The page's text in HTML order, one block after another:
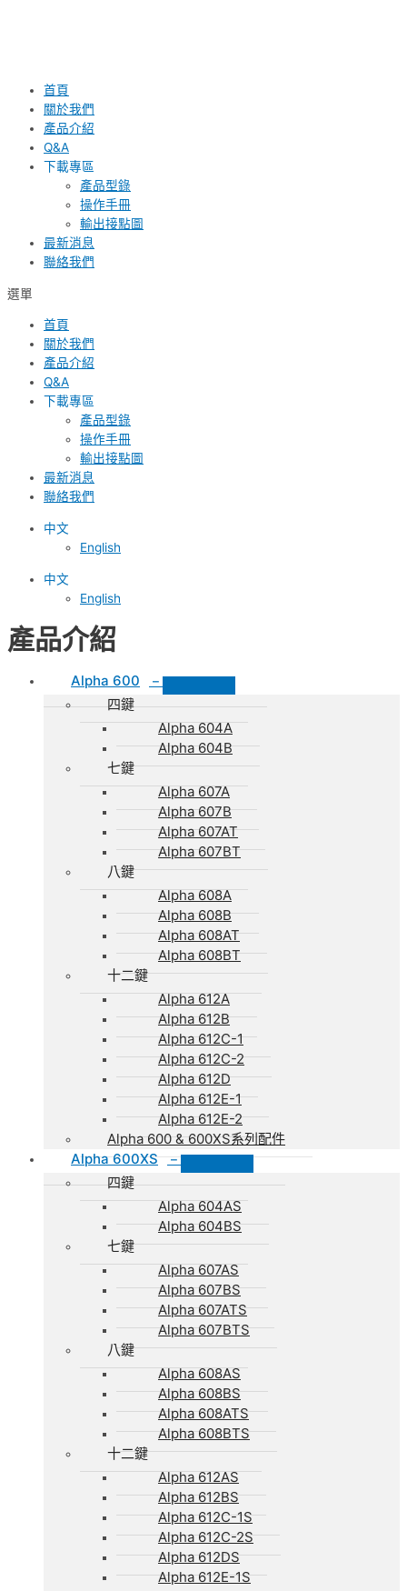
首頁
關於我們
產品介紹
Q&A
下載專區
產品型錄
操作手冊
輸出接點圖
最新消息
聯絡我們
選單
首頁
關於我們
產品介紹
Q&A
下載專區
產品型錄
操作手冊
輸出接點圖
最新消息
聯絡我們
中文
English
中文
English
產品介紹
Alpha 600 –
四鍵
Alpha 604A
Alpha 604B
七鍵
Alpha 607A
Alpha 607B
Alpha 607AT
Alpha 607BT
八鍵
Alpha 608A
Alpha 608B
Alpha 608AT
Alpha 608BT
十二鍵
Alpha 612A
Alpha 612B
Alpha 612C-1
Alpha 612C-2
Alpha 612D
Alpha 612E-1
Alpha 612E-2
Alpha 600 & 600XS系列配件
Alpha 600XS
–
四鍵
Alpha 604AS
Alpha 604BS
七鍵
Alpha 607AS
Alpha 607BS
Alpha 607ATS
Alpha 607BTS
八鍵
Alpha 608AS
Alpha 608BS
Alpha 608ATS
Alpha 608BTS
十二鍵
Alpha 612AS
Alpha 612BS
Alpha 612C-1S
Alpha 612C-2S
Alpha 612DS
Alpha 612E-1S